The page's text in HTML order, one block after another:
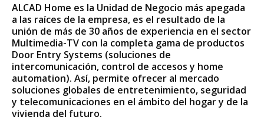
ALCAD Home es la Unidad de Negocio más apegada
a las raíces de la empresa, es el resultado de la
unión de más de 30 años de experiencia en el sector
Multimedia-TV con la completa gama de productos
Door Entry Systems (soluciones de
intercomunicación, control de accesos y home
automation). Así, permite ofrecer al mercado
soluciones globales de entretenimiento, seguridad
y telecomunicaciones en el ámbito del hogar y de la
vivienda del futuro.